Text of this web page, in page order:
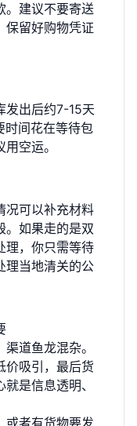
。建议不要寄送
保留好购物凭证
发出后约7-15天
间花在等待包
空运。
况可以补充材料
。如果走的是双
理，你只需等待
理当地清关的公
道鱼龙混杂。
价吸引，最后货
是信息透明、
或者有货物要发